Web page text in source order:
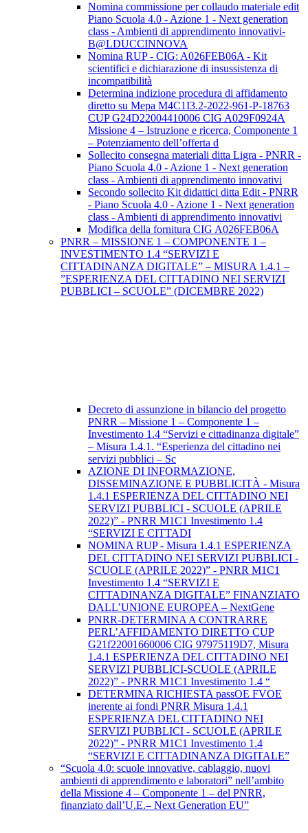
Nomina commissione per collaudo materiale edit
Piano Scuola 4.0 - Azione 1 - Next generation
class - Ambienti di apprendimento innovativi-
B@LDUCCINNOVA
Nomina RUP - CIG: A026FEB06A - Kit
scientifici e dichiarazione di insussistenza di
incompatibilità
Determina indizione procedura di affidamento
diretto su Mepa M4C1I3.2-2022-961-P-18763
CUP G24D22004410006 CIG A029F0924A
Missione 4 – Istruzione e ricerca, Componente 1
– Potenziamento dell’offerta d
Sollecito consegna materiali ditta Ligra - PNRR -
Piano Scuola 4.0 - Azione 1 - Next generation
class - Ambienti di apprendimento innovativi
Secondo sollecito Kit didattici ditta Edit - PNRR
- Piano Scuola 4.0 - Azione 1 - Next generation
class - Ambienti di apprendimento innovativi
Modifica della fornitura CIG A026FEB06A
PNRR – MISSIONE 1 – COMPONENTE 1 –
INVESTIMENTO 1.4 “SERVIZI E
CITTADINANZA DIGITALE” – MISURA 1.4.1 –
”ESPERIENZA DEL CITTADINO NEI SERVIZI
PUBBLICI – SCUOLE” (DICEMBRE 2022)
Decreto di assunzione in bilancio del progetto
PNRR – Missione 1 – Componente 1 –
Investimento 1.4 “Servizi e cittadinanza digitale”
– Misura 1.4.1. “Esperienza del cittadino nei
servizi pubblici – Sc
AZIONE DI INFORMAZIONE,
DISSEMINAZIONE E PUBBLICITÀ - Misura
1.4.1 ESPERIENZA DEL CITTADINO NEI
SERVIZI PUBBLICI - SCUOLE (APRILE
2022)” - PNRR M1C1 Investimento 1.4
“SERVIZI E CITTADI
NOMINA RUP - Misura 1.4.1 ESPERIENZA
DEL CITTADINO NEI SERVIZI PUBBLICI -
SCUOLE (APRILE 2022)” - PNRR M1C1
Investimento 1.4 “SERVIZI E
CITTADINANZA DIGITALE” FINANZIATO
DALL’UNIONE EUROPEA – NextGene
PNRR-DETERMINA A CONTRARRE
PERL’AFFIDAMENTO DIRETTO CUP
G21f22001660006 CIG 97975119D7, Misura
1.4.1 ESPERIENZA DEL CITTADINO NEI
SERVIZI PUBBLICI-SCUOLE (APRILE
2022)” - PNRR M1C1 Investimento 1.4 “
DETERMINA RICHIESTA passOE FVOE
inerente ai fondi PNRR Misura 1.4.1
ESPERIENZA DEL CITTADINO NEI
SERVIZI PUBBLICI - SCUOLE (APRILE
2022)” - PNRR M1C1 Investimento 1.4
“SERVIZI E CITTADINANZA DIGITALE”
“Scuola 4.0: scuole innovative, cablaggio, nuovi
ambienti di apprendimento e laboratori” nell’ambito
della Missione 4 – Componente 1 – del PNRR,
finanziato dall’U.E.– Next Generation EU”